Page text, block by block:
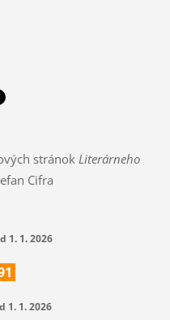
stránok Literárneho
Cifra
1. 1. 2026
1. 1. 2026